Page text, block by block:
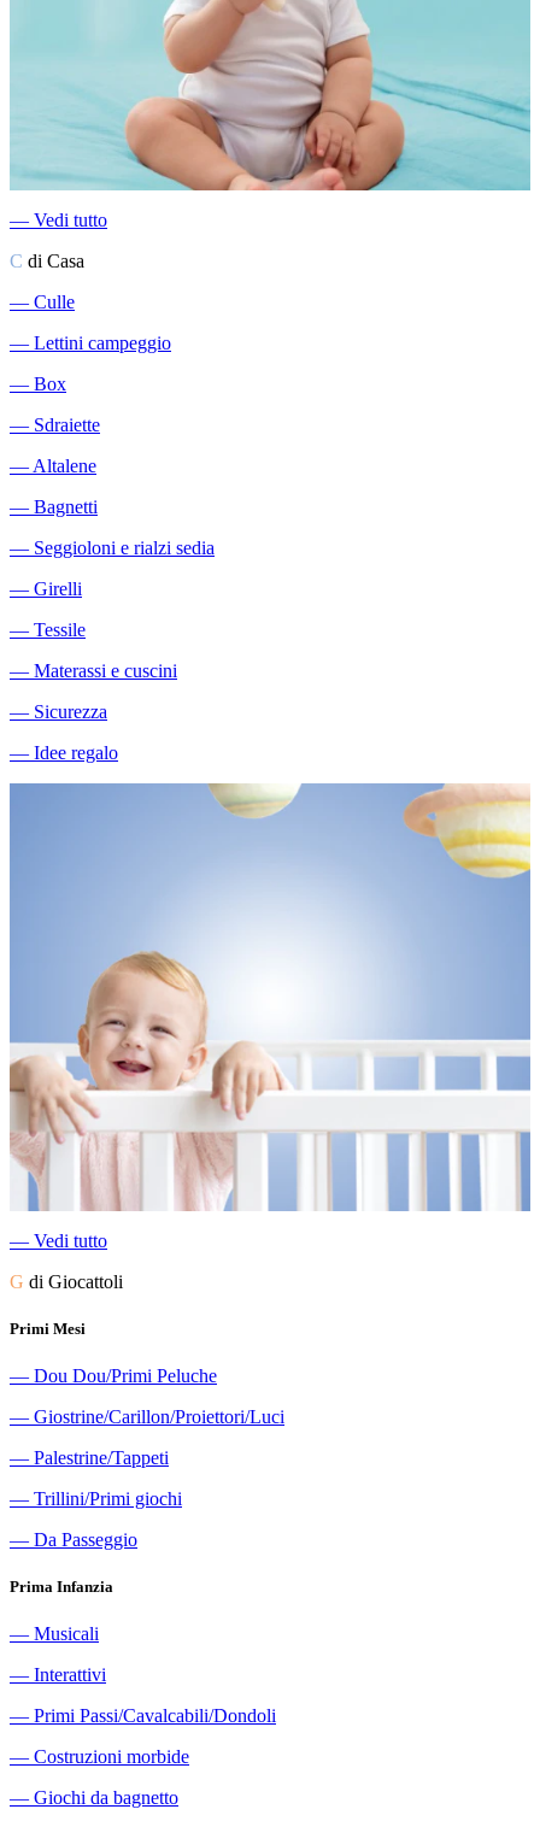
― Vedi tutto
C di Casa
― Culle
― Lettini campeggio
― Box
― Sdraiette
―Altalene
― Bagnetti
― Seggioloni e rialzi sedia
― Girelli
― Tessile
― Materassi e cuscini
― Sicurezza
― Idee regalo
― Vedi tutto
G di Giocattoli
Primi Mesi
― Dou Dou/Primi Peluche
― Giostrine/Carillon/Proiettori/Luci
― Palestrine/Tappeti
― Trillini/Primi giochi
― Da Passeggio
Prima Infanzia
― Musicali
― Interattivi
― Primi Passi/Cavalcabili/Dondoli
― Costruzioni morbide
― Giochi da bagnetto